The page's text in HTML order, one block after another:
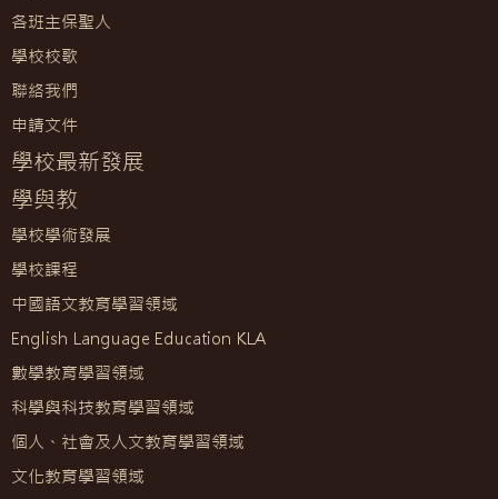
各班主保聖人
學校校歌
聯絡我們
申請文件
學校最新發展
學與教
學校學術發展
學校課程
中國語文教育學習領域
English Language Education KLA
數學教育學習領域
科學與科技教育學習領域
個人、社會及人文教育學習領域
文化教育學習領域